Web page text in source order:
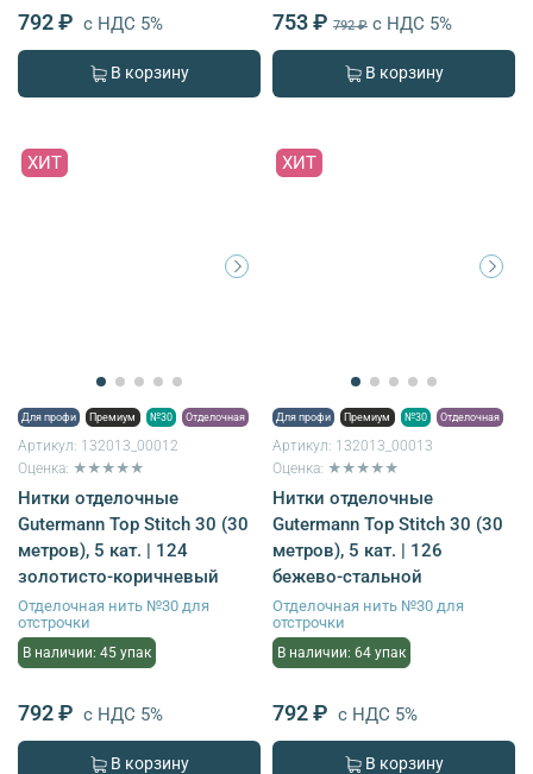
792 ₽ с НДС 5%
В корзину
753 ₽ 792 ₽ с НДС 5%
В корзину
ХИТ
Для профи Премиум №30 Отделочная
Артикул: 132013_00012
Оценка: ★★★★★
Нитки отделочные
Gutermann Top Stitch 30 (30
метров), 5 кат. | 124
золотисто-коричневый
Отделочная нить №30 для
отстрочки
В наличии: 45 упак
792 ₽ с НДС 5%
В корзину
ХИТ
Для профи Премиум №30 Отделочная
Артикул: 132013_00013
Оценка: ★★★★★
Нитки отделочные
Gutermann Top Stitch 30 (30
метров), 5 кат. | 126
бежево-стальной
Отделочная нить №30 для
отстрочки
В наличии: 64 упак
792 ₽ с НДС 5%
В корзину